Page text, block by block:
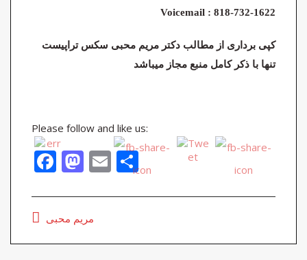
Voicemail : 818-732-1622
کپی برداری از مطالب دکتر مریم محبی سکس تراپیست
تنها با ذکر کامل منبع مجاز میباشد
Please follow and like us:
F
ac
e
b
o
M
as
to
d
o
E
m
ai
S
h
ar مریم محبی